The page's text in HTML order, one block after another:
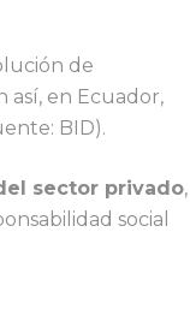
de
así, en Ecuador,
BID).
sector privado,
social